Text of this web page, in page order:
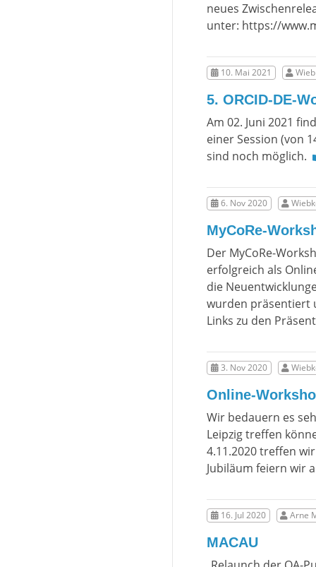
neues
unter: https://
10. Mai 2021
5. ORCID-DE-
Am 02. Juni 2021
einer Session (von
sind noch möglich.
6. Nov 2020
MyCoRe-
Der MyCoRe-
erfolgreich als
die
wurden präsentiert
Links zu den
3. Nov 2020
Online-
Wir bedauern es
Leipzig treffen
4.11.2020 treffen
Jubiläum feiern wir
16. Jul 2020 Arne
MACAU